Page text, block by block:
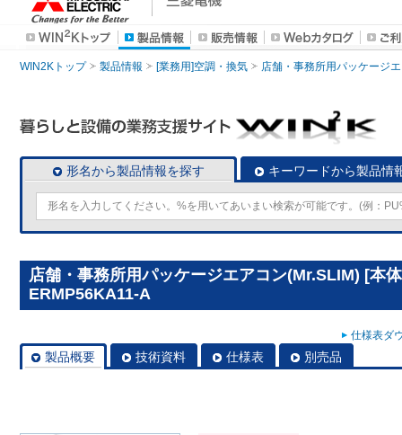
WIN2Kトップ 製品情報 [業務用]空調・換気 店舗・事務所用パッケージ
形名から製品情報を探す キーワードから製品情
店舗・事務所用パッケージエアコン(Mr.SLIM) [本
ERMP56KA11-A
仕様表ダ
製品概要 技術資料 仕様表 別売品